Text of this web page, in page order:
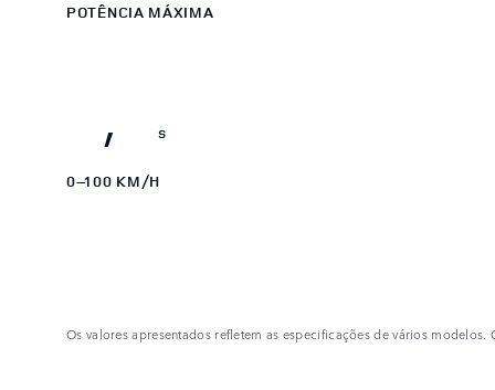
POTÊNCIA MÁXIMA
,
6,0 s
0–100 KM/H
Os valores apresentados refletem as especificações de vários modelos.